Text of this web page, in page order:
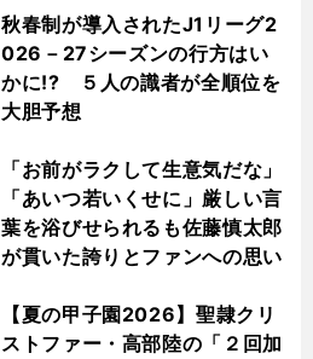
秋春制が導入されたJ1リーグ2
026－27シーズンの行方はい
かに!? ５人の識者が全順位を
大胆予想
「お前がラクして生意気だな」
「あいつ若いくせに」厳しい言
葉を浴びせられるも佐藤慎太郎
が貫いた誇りとファンへの思い
【夏の甲子園2026】聖隷クリ
ストファー・高部陸の「２回加